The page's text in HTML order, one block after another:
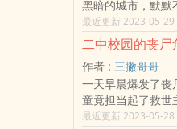
黑暗的城市，默默不语。 shen
koudao：“这个世
无法继续获取大量
垠之水、笼中之鸟
“如若此后深陷黑
koudao。 “这也是我创造你们的目的，待你们成长起
来，哪怕是神界的
在吾等脚下匍匐！”
最近更新 2023-05-29
二中校园的丧尸
作者 : 三撇哥哥
一天早晨爆发了
童竟担当起了救世
们的友情或许有了
最近更新 2023-05-28